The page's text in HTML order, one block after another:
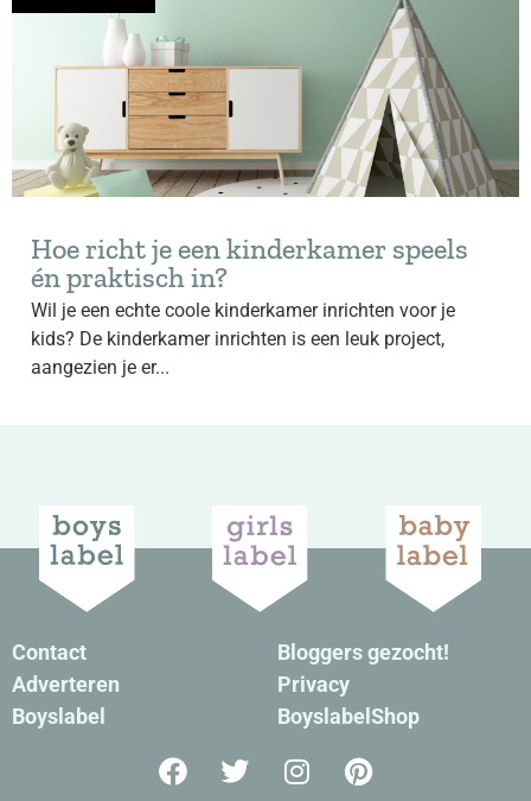
Hoe richt je een kinderkamer speels
én praktisch in?
Wil je een echte coole kinderkamer inrichten voor je
kids? De kinderkamer inrichten is een leuk project,
aangezien je er...
Contact
Adverteren
Boyslabel
Bloggers gezocht!
Privacy
BoyslabelShop